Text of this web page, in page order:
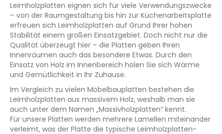
Leimholzplatten eignen sich für viele Verwendungszwecke
– von der Raumgestaltung bis hin zur Küchenarbeitsplatte
erfreuen sich Leimholzplatten auf Grund Ihrer hohen
Stabilität einem großen Einsatzgebiet. Doch nicht nur die
Qualität überzeugt hier – die Platten geben Ihren
Innenräumen auch das besondere Etwas. Durch den
Einsatz von Holz im Innenbereich holen Sie sich Wärme
und Gemütlichkeit in Ihr Zuhause.
Im Vergleich zu vielen Möbelbauplatten bestehen die
Leimholzplatten aus massivem Holz, weshalb man sie
auch unter dem Namen „Massivholzplatten“ kennt.
Für unsere Platten werden mehrere Lamellen miteinander
verleimt, was der Platte die typische Leimholzplatten-